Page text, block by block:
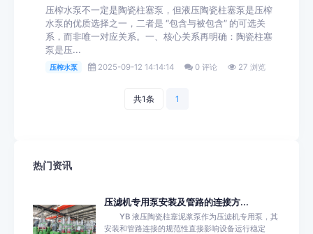
压榨水泵不一定是陶瓷柱塞泵，但液压陶瓷柱塞泵是压榨
水泵的优质选择之一，二者是 “包含与被包含” 的可选关
系，而非唯一对应关系。一、核心关系再明确：陶瓷柱塞
泵是压...
压榨水泵 2025-09-12 14:14:14 0 评论 27 浏览
共1条 1
热门资讯
压滤机专用泵安装及管路的连接方...
YB 液压陶瓷柱塞泥浆泵作为压滤机专用泵，其
安装和管路连接的规范性直接影响设备运行稳定